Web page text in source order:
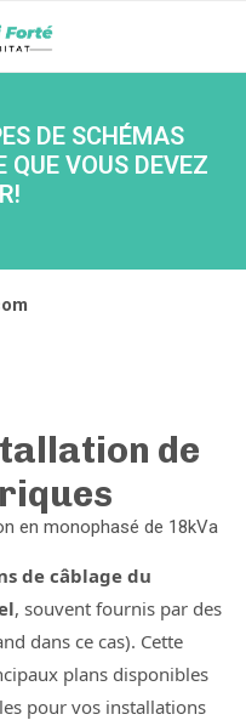
DE SCHÉMAS
QUE VOUS DEVEZ
de
en monophasé de 18kVa
de câblage du
, souvent fournis par des
dans ce cas). Cette
plans disponibles
pour vos installations